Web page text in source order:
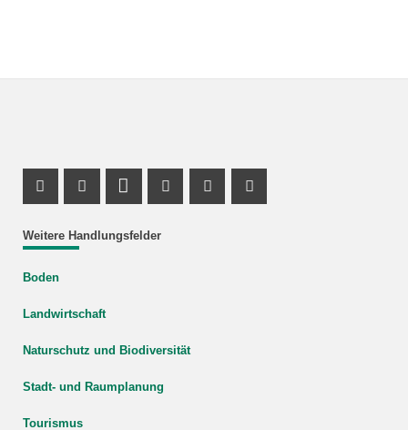
Weitere Handlungsfelder
Boden
Landwirtschaft
Naturschutz und Biodiversität
Stadt- und Raumplanung
Tourismus
Facebook Profile
X Channel (Twitter)
LinkedIn Profile
Youtube Profile
Xing Profile
Instagram Profile